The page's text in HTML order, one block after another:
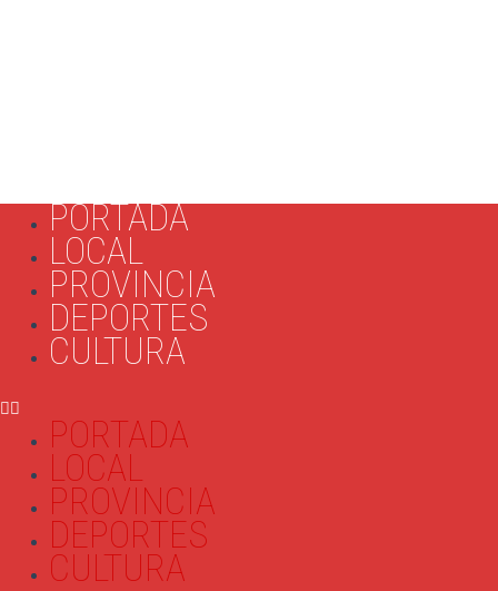
PORTADA
LOCAL
PROVINCIA
DEPORTES
CULTURA
PORTADA
LOCAL
PROVINCIA
DEPORTES
CULTURA